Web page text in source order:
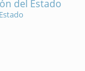
del Estado